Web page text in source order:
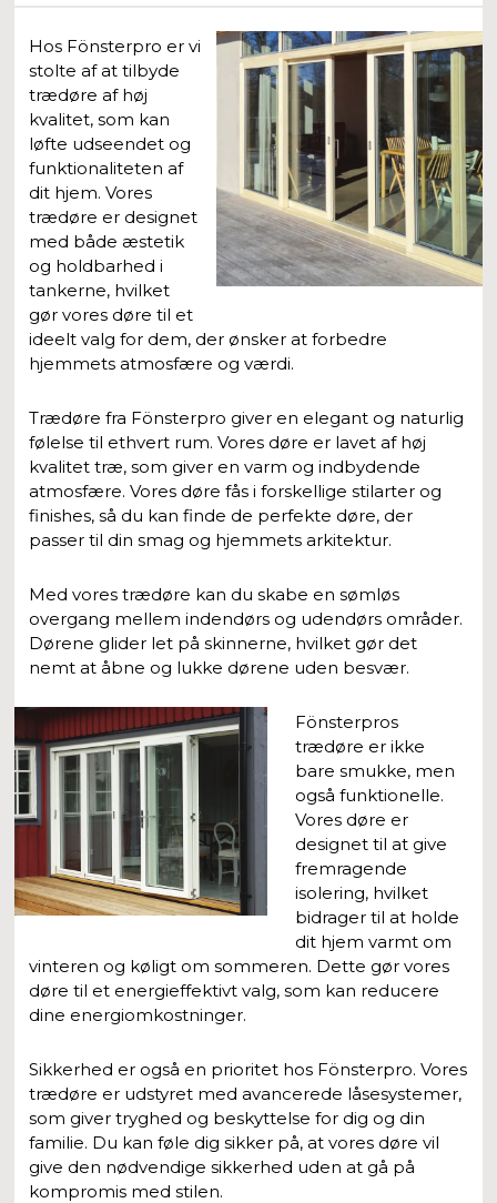
Hos Fönsterpro er vi
stolte af at tilbyde
trædøre af høj
kvalitet, som kan
løfte udseendet og
funktionaliteten af
dit hjem. Vores
trædøre er designet
med både æstetik
og holdbarhed i
tankerne, hvilket
gør vores døre til et
ideelt valg for dem, der ønsker at forbedre
hjemmets atmosfære og værdi.
Trædøre fra Fönsterpro giver en elegant og naturlig
følelse til ethvert rum. Vores døre er lavet af høj
kvalitet træ, som giver en varm og indbydende
atmosfære. Vores døre fås i forskellige stilarter og
finishes, så du kan finde de perfekte døre, der
passer til din smag og hjemmets arkitektur.
Med vores trædøre kan du skabe en sømløs
overgang mellem indendørs og udendørs områder.
Dørene glider let på skinnerne, hvilket gør det
nemt at åbne og lukke dørene uden besvær.
Fönsterpros
trædøre er ikke
bare smukke, men
også funktionelle.
Vores døre er
designet til at give
fremragende
isolering, hvilket
bidrager til at holde
dit hjem varmt om
vinteren og køligt om sommeren. Dette gør vores
døre til et energieffektivt valg, som kan reducere
dine energiomkostninger.
Sikkerhed er også en prioritet hos Fönsterpro. Vores
trædøre er udstyret med avancerede låsesystemer,
som giver tryghed og beskyttelse for dig og din
familie. Du kan føle dig sikker på, at vores døre vil
give den nødvendige sikkerhed uden at gå på
kompromis med stilen.